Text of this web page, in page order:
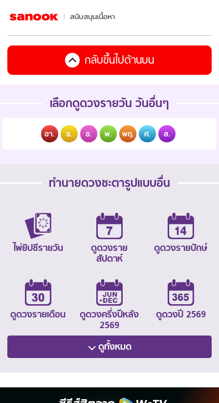
สนับสนุนเนื้อหา
กลับขึ้นไปด้านบน
เลือกดูดวงรายวัน วันอื่นๆ
อา. จ. อ. พ. พฤ. ศ. ส.
ทำนายดวงชะตารูปแบบอื่น
ไพ่ยิปซีรายวัน
ดูดวงราย
สัปดาห์
ดูดวงรายปักษ์
ดูดวงรายเดือน
ดูดวงครึ่งปีหลัง
2569
ดูดวงปี 2569
ดูทั้งหมด